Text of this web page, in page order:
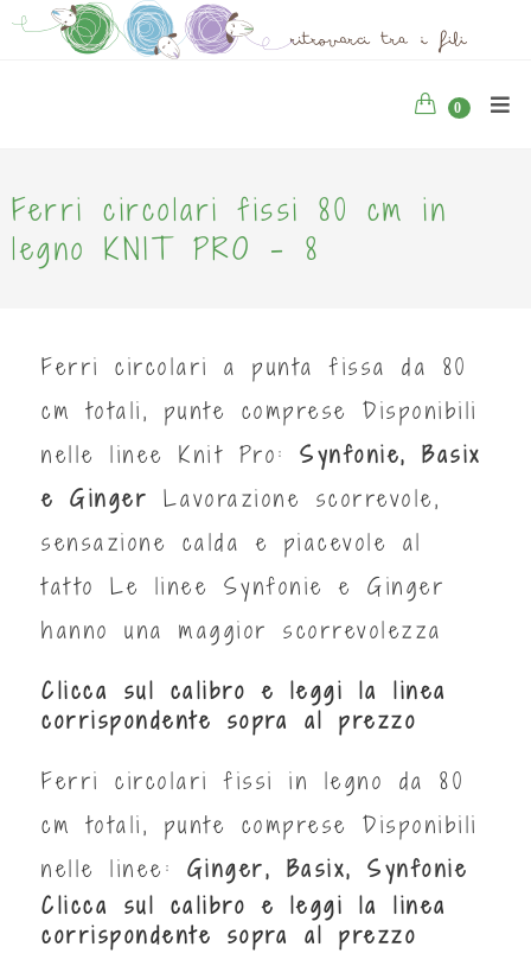
0
Ferri circolari fissi 80 cm in
legno KNIT PRO - 8
Ferri circolari a punta fissa da 80
cm totali, punte comprese Disponibili
nelle linee Knit Pro: Synfonie, Basix
e Ginger Lavorazione scorrevole,
sensazione calda e piacevole al
tatto Le linee Synfonie e Ginger
hanno una maggior scorrevolezza
Clicca sul calibro e leggi la linea
corrispondente sopra al prezzo
Ferri circolari fissi in legno da 80
cm totali, punte comprese Disponibili
nelle linee: Ginger, Basix, Synfonie
Clicca sul calibro e leggi la linea
corrispondente sopra al prezzo